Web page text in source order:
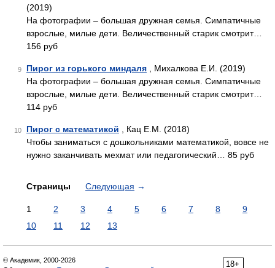
(2019)
На фотографии – большая дружная семья. Симпатичные
взрослые, милые дети. Величественный старик смотрит…
156 руб
9 Пирог из горького миндаля , Михалкова Е.И. (2019)
На фотографии – большая дружная семья. Симпатичные
взрослые, милые дети. Величественный старик смотрит…
114 руб
10 Пирог с математикой , Кац Е.М. (2018)
Чтобы заниматься с дошкольниками математикой, вовсе не
нужно заканчивать мехмат или педагогический… 85 руб
Страницы Следующая →
1 2 3 4 5 6 7 8
9
10
11 12 13
18+
© Академик, 2000-2026